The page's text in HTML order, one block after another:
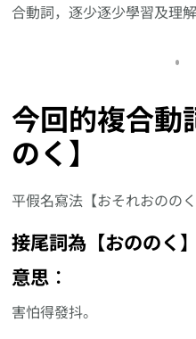
合動詞，逐少逐少學習及理
今回的複合動
のく】
平假名寫法【おそれおののく
接尾詞為【おののく
意思︰
害怕得發抖。